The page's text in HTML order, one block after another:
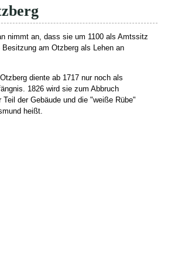
nimmt an, dass sie um 1100 als Amtssitz
am Otzberg als Lehen an
diente ab 1717 nur noch als
1826 wird sie zum Abbruch
der Gebäude und die "weiße Rübe"
heißt.